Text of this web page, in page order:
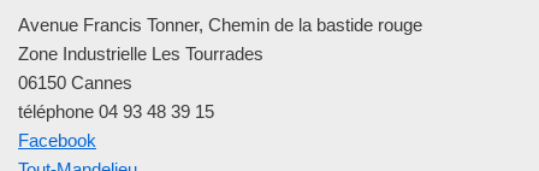
Avenue Francis Tonner, Chemin de la bastide rouge
Zone Industrielle Les Tourrades
06150 Cannes
téléphone 04 93 48 39 15
Facebook